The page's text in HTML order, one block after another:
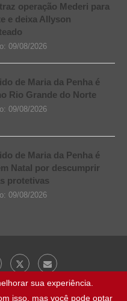
operação Mederi para
e deixa Allyson
09/08/2026
de Maria da Penha é
Rio Grande do Norte
09/08/2026
de Maria da Penha é
Natal por descumprir
protetivas
09/08/2026
sua experiência.
isso, mas você pode optar